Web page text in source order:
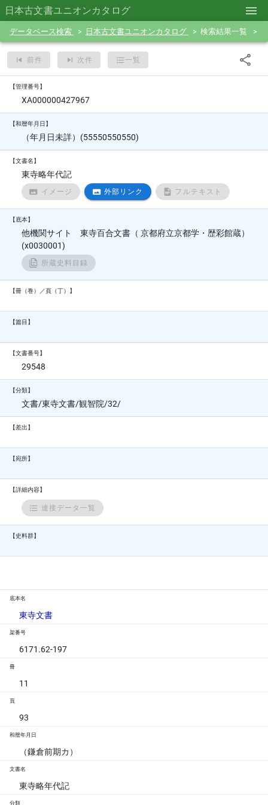
日本古文書ユニオンカタログ
データベース検索 日本古文書ユニオンカタログ 検索結果一覧
前件 次件 一覧
【管理番号】
XA000000427967
【和暦年月日】
（年月日未詳）(55550550550)
【文書名】
東寺略年代記
イメージ 外部リンク フルテキスト
【底本】
他機関サイト 東寺百合文書（ 京都府立京都学・歴彩館蔵）
(x0030001)
所蔵史料目録
【冊（巻）／頁（丁）】
【篇目】
【文書番号】
29548
【分類】
文書/東寺文書/観智院/32/
【差出】
【宛所】
【詳細内容】
連接データ一覧
【史料群】
底本名
東寺文書
架番号
6171.62-197
冊
11
頁
93
和暦年月日
（鎌倉前期カ）
文書名
東寺略年代記
分類